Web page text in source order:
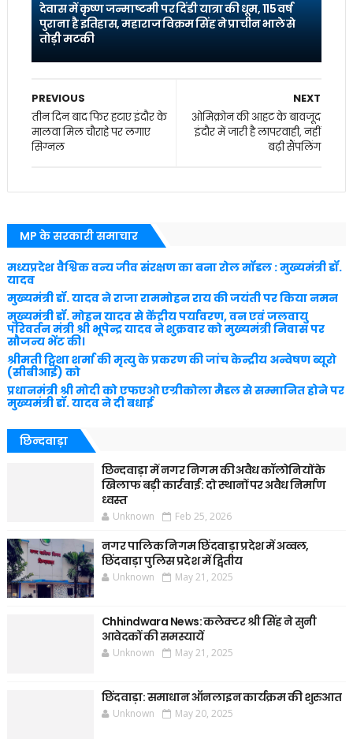
देवास में कृष्ण जन्माष्टमी पर दिंडी यात्रा की धूम, 115 वर्ष
पुराना है इतिहास, महाराज विक्रम सिंह ने प्राचीन भाले से
तोड़ी मटकी
NEXT
ओमिक्रोन की आहट के बावजूद
इंदौर में जारी है लापरवाही, नहीं
बढ़ी सैंपलिंग
PREVIOUS
तीन दिन बाद फिर हटाए इंदौर के
मालवा मिल चौराहे पर लगाए
सिग्नल
MP के सरकारी समाचार
मध्यप्रदेश वैश्विक वन्य जीव संरक्षण का बना रोल मॉडल : मुख्यमंत्री डॉ.
यादव
मुख्यमंत्री डॉ. यादव ने राजा राममोहन राय की जयंती पर किया नमन
मुख्यमंत्री डॉ. मोहन यादव से केंद्रीय पर्यावरण, वन एवं जलवायु
परिवर्तन मंत्री श्री भूपेन्द्र यादव ने शुक्रवार को मुख्यमंत्री निवास पर
सौजन्य भेंट की।
श्रीमती ट्विशा शर्मा की मृत्यु के प्रकरण की जांच केन्द्रीय अन्वेषण ब्यूरो
(सीबीआई) को
प्रधानमंत्री श्री मोदी को एफएओ एग्रीकोला मैडल से सम्मानित होने पर
मुख्यमंत्री डॉ. यादव ने दी बधाई
छिन्दवाड़ा
छिन्दवाड़ा में नगर निगम की अवैध कॉलोनियों के
खिलाफ बड़ी कार्रवाई: दो स्थानों पर अवैध निर्माण
ध्वस्त
Unknown Feb 25, 2026
नगर पालिक निगम छिंदवाड़ा प्रदेश में अव्वल,
छिंदवाड़ा पुलिस प्रदेश में द्वितीय
Unknown May 21, 2025
Chhindwara News: कलेक्टर श्री सिंह ने सुनी
आवेदकों की समस्यायें
Unknown May 21, 2025
छिंदवाड़ा: समाधान ऑनलाइन कार्यक्रम की शुरुआत
Unknown May 20, 2025